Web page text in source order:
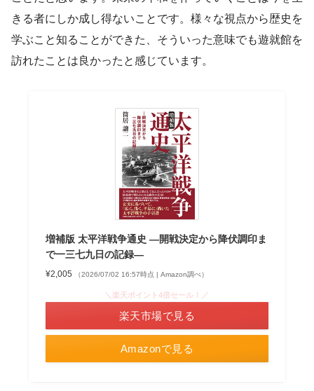
きる者にしか成し得ないことです。様々な視点から歴史を
学ぶこと知ることができた、そういった意味でも遊就館を
訪れたことは良かったと感じています。
増補版 太平洋戦争通史 ―開戦決定から降伏調印ま
で一三七九日の記録―
¥2,005 （2026/07/02 16:57時点 | Amazon調べ）
Amazonで見る
＼楽天ポイント4倍セール！／
楽天市場で見る